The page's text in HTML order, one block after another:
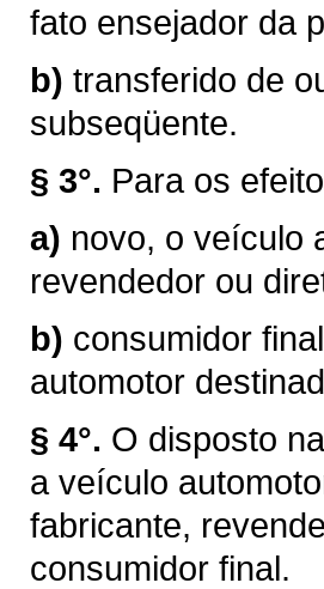
fato ensejador da
b) transferido de
subseqüente.
§ 3°. Para os
a) novo, o veículo
revendedor ou
b) consumidor
automotor
§ 4°. O disposto
a veículo
fabricante,
consumidor final.